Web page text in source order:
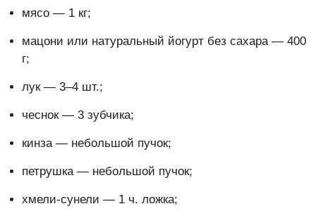
мясо — 1 кг;
мацони или натуральный йогурт без сахара — 400
г;
лук — 3–4 шт.;
чеснок — 3 зубчика;
кинза — небольшой пучок;
петрушка — небольшой пучок;
хмели-сунели — 1 ч. ложка;